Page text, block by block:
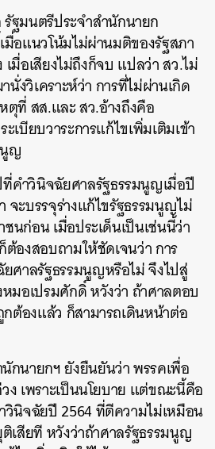
ฐมนตรีประจำสำนักนายก
มื่อแนวโน้มไม่ผ่านมติของรัฐสภา
เมื่อเสียงไม่ถึงก็จบ แปลว่า สว.ไม่
นั่งวิเคราะห์ว่า การที่ไม่ผ่านเกิด
ตุที่ สส.และ สว.อ้างถึงคือ
เบียบวาระการแก้ไขเพิ่มเติมเข้า
ญ
ที่คำวินิจฉัยศาลรัฐธรรมนูญเมื่อปี
จะบรรจุร่างแก้ไขรัฐธรรมนูญไม่
นก่อน เมื่อประเด็นเป็นเช่นนี้ว่า
ต้องสอบถามให้ชัดเจนว่า การ
ศาลรัฐธรรมนูญหรือไม่ จึงไปสู่
อเปรมศักดิ์ หวังว่า ถ้าศาลตอบ
ต้องแล้ว ก็สามารถเดินหน้าต่อ
กนายกฯ ยังยืนยันว่า พรรคเพื่อ
ง เพราะเป็นนโยบาย แต่ขณะนี้คือ
นิจฉัยปี 2564 ที่ตีความไม่เหมือน
ติเสียที หวังว่าถ้าศาลรัฐธรรมนูญ
LINE EMAIL